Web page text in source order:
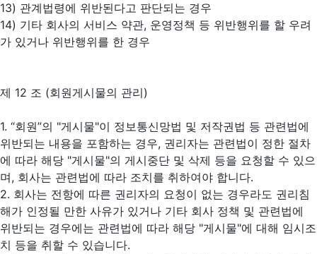
13) 관계법령에 위반된다고 판단되는 경우
14) 기타 회사의 서비스 약관, 운영정책 등 위반행위를 할 우려
가 있거나 위반행위를 한 경우
제 12 조 (회원게시물의 관리)
1. “회원”의 "게시물"이 정보통신망법 및 저작권법 등 관련법에
위반되는 내용을 포함하는 경우, 권리자는 관련법이 정한 절차
에 따라 해당 "게시물"의 게시중단 및 삭제 등을 요청할 수 있으
며, 회사는 관련법에 따라 조치를 취하여야 합니다.
2. 회사는 전항에 따른 권리자의 요청이 없는 경우라도 권리침
해가 인정될 만한 사유가 있거나 기타 회사 정책 및 관련법에
위반되는 경우에는 관련법에 따라 해당 "게시물"에 대해 임시조
치 등을 취할 수 있습니다.